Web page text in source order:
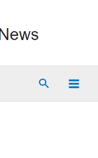
Suchen